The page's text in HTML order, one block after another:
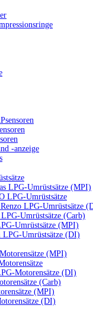
-anzeige
LPG-Umrüstsätze (MPI)
LPG-Umrüstsätze
LPG-Umrüstsätze
Umrüstsätze (Carb)
Umrüstsätze (MPI)
Umrüstsätze (DI)
(MPI)
Motorensätze (DI)
(Carb)
(MPI)
(DI)